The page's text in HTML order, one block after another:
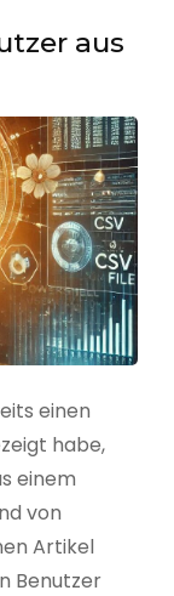
aus
einen
habe,
einem
von
Artikel
Benutzer